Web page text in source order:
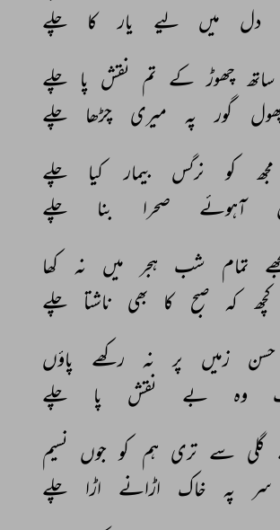
دل میں لیے یار کا
چلے
ساتھ چھوڑ کے تم نقش پا چلے
گور پہ میری چڑھا
چلے
مجھ کو نرگس بیمار کیا
چلے
آہوئے صحرا بنا
چلے
تمام شب ہجر میں نہ
کھا
کچھ کہ صبح کا بھی ناشتا چلے
حسن زمیں پر نہ رکھے
پاؤں
وہ بے نقش پا
چلے
گلی سے تری ہم کو جوں نسیم
سر پہ خاک اڑانے اڑا
چلے